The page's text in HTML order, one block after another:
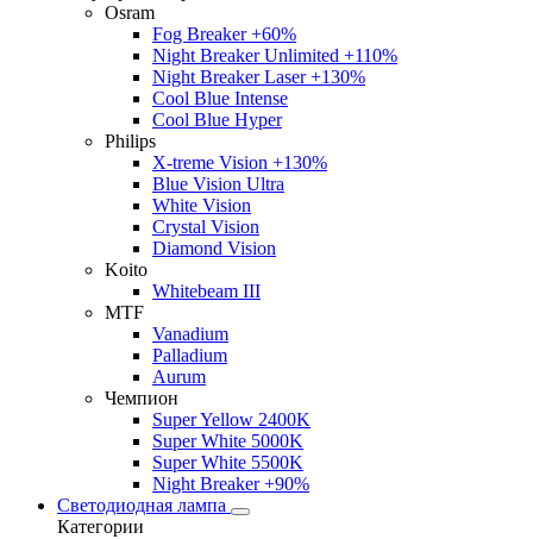
Osram
Fog Breaker +60%
Night Breaker Unlimited +110%
Night Breaker Laser +130%
Cool Blue Intense
Cool Blue Hyper
Philips
X-treme Vision +130%
Blue Vision Ultra
White Vision
Crystal Vision
Diamond Vision
Koito
Whitebeam III
MTF
Vanadium
Palladium
Aurum
Чемпион
Super Yellow 2400K
Super White 5000K
Super White 5500K
Night Breaker +90%
Светодиодная лампа
Категории